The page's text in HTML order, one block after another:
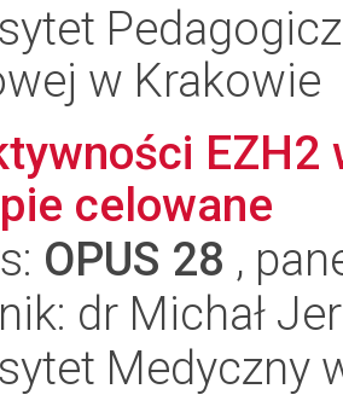
w Krakowie
celowane
OPUS 28 ,
dr Michał
Medyczny